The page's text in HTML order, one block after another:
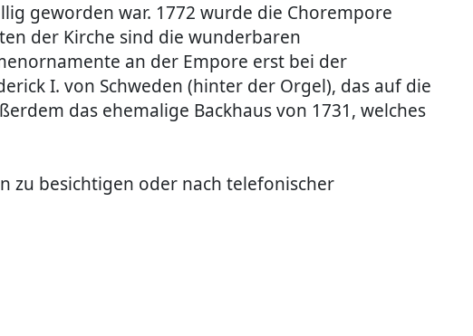
geworden war. 1772 wurde die Chorempore
der Kirche sind die wunderbaren
an der Empore erst bei der
I. von Schweden (hinter der Orgel), das auf die
das ehemalige Backhaus von 1731, welches
zu besichtigen oder nach telefonischer